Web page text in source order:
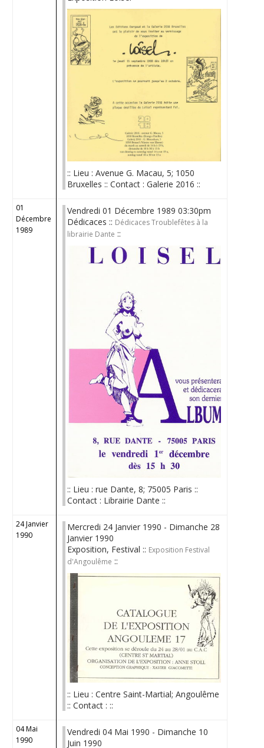
:: Lieu : Avenue G. Macau, 5; 1050
Bruxelles :: Contact : Galerie 2016 ::
01
Décembre
1989
Vendredi 01 Décembre 1989 03:30pm
Dédicaces :: Dédicaces Troublefêtes à la
librairie Dante ::
:: Lieu : rue Dante, 8; 75005 Paris ::
Contact : Librairie Dante ::
24 Janvier
1990
Mercredi 24 Janvier 1990 - Dimanche 28
Janvier 1990
Exposition, Festival :: Exposition Festival
d'Angoulême ::
:: Lieu : Centre Saint-Martial; Angoulême
:: Contact : ::
04 Mai
1990
Vendredi 04 Mai 1990 - Dimanche 10
Juin 1990